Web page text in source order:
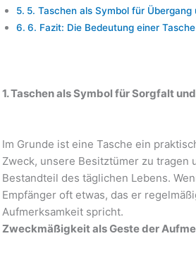
5. Taschen als Symbol für Übergang
6. Fazit: Die Bedeutung einer
1. Taschen als Symbol für Sorgfalt
Im Grunde ist eine Tasche ein
Zweck, unsere Besitztümer zu
Bestandteil des täglichen Lebens.
Empfänger oft etwas, das er
Aufmerksamkeit spricht.
Zweckmäßigkeit als Geste der